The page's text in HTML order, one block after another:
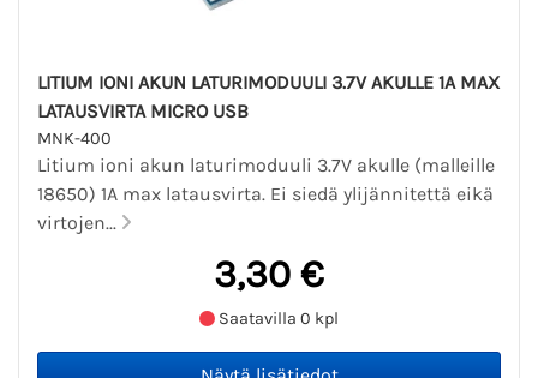
LITIUM IONI AKUN LATURIMODUULI 3.7V AKULLE 1A MAX
LATAUSVIRTA MICRO USB
MNK-400
Litium ioni akun laturimoduuli 3.7V akulle (malleille
18650) 1A max latausvirta. Ei siedä ylijännitettä eikä
virtojen...
3,30 €
Saatavilla 0 kpl